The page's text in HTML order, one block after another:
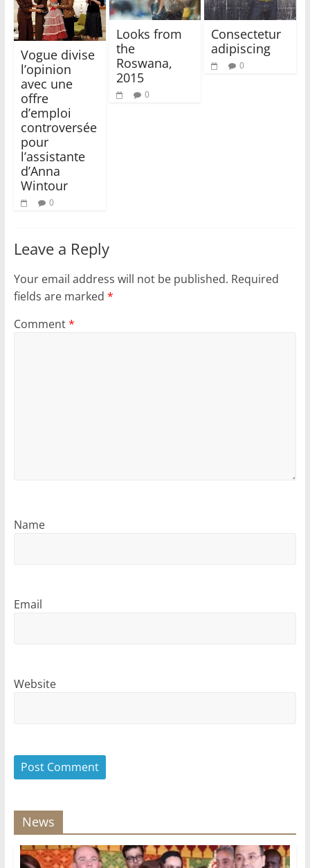
Vogue divise
l’opinion
avec une
offre
d’emploi
controversée
pour
l’assistante
d’Anna
Wintour
0
Looks from
the
Roswana,
2015
0
Consectetur
adipiscing
0
Leave a Reply
Your email address will not be published. Required
fields are marked *
Comment*
Name
Email
Website
News